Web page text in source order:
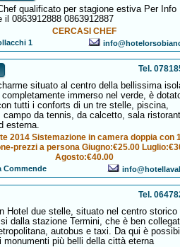
qualificato per stagione estiva Per Info
il 0863912888 0863912887
CERCASI CHEF
1
Tel.
situato al centro della bellissima
immerso nel verde, è
tutti i conforts di un tre stelle, piscina,
campo da tennis, da calcetto, sala
esterna.
2014 Sistemazione in camera doppia con
prezzi a persona Giugno:€25.00
Agosto:€40.00
Tel.
Hotel due stelle, situato nel centro storico
dalla stazione Termini, che è ben
autobus e taxi. Da qui è
monumenti più belli della città eterna